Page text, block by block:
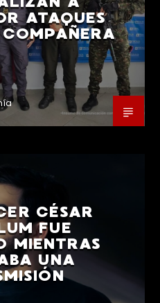
ATAQUES
CÉSAR
FUE
MIENTRAS
UNA